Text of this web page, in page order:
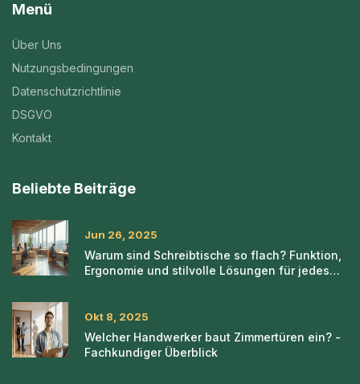
Menü
Über Uns
Nutzungsbedingungen
Datenschutzrichtlinie
DSGVO
Kontakt
Beliebte Beiträge
Jun 26, 2025
Warum sind Schreibtische so flach? Funktion,
Ergonomie und stilvolle Lösungen für jedes
Okt 8, 2025
Welcher Handwerker baut Zimmertüren ein? -
Fachkundiger Überblick